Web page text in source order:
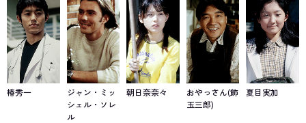
椿秀一
ジャン・ミッ
シェル・ソレ
ル
朝日奈奈々
おやっさん(飾
玉三郎)
夏目実加